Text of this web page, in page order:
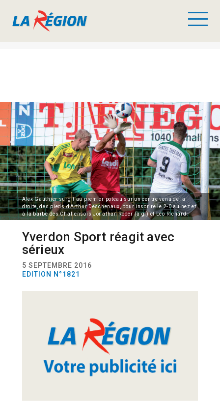
Alex Gauthier surgit au premier poteau sur un centre venu de la
droite, des pieds d’Arthur Deschenaux, pour inscrire le 2-0 au nez et
à la barbe des Challensois Jonathan Roder (à g.) et Léo Richard.
Yverdon Sport réagit avec
sérieux
5 SEPTEMBRE 2016
EDITION N°1821